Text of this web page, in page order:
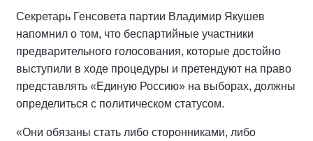
Секретарь Генсовета партии Владимир Якушев
напомнил о том, что беспартийные участники
предварительного голосования, которые достойно
выступили в ходе процедуры и претендуют на право
представлять «Единую Россию» на выборах, должны
определиться с политическом статусом.
«Они обязаны стать либо сторонниками, либо